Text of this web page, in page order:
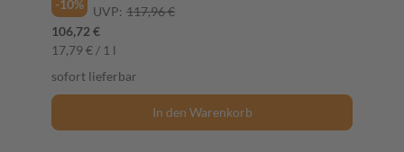
-10%
UVP: 117,96 €
106,72 €
17,79 € / 1 l
sofort lieferbar
In den Warenkorb